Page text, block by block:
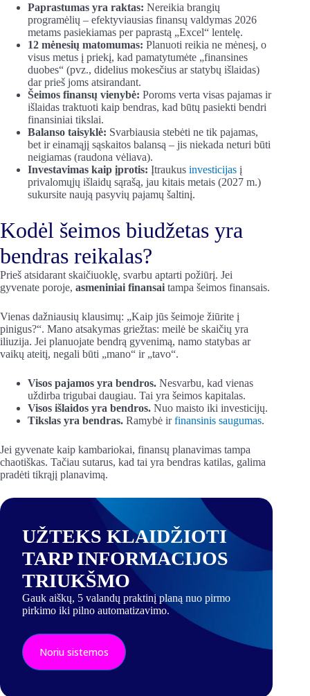
Paprastumas yra raktas: Nereikia brangių
programėlių – efektyviausias finansų valdymas 2026
metams pasiekiamas per paprastą „Excel“ lentelę.
12 mėnesių matomumas: Planuoti reikia ne mėnesį, o
visus metus į priekį, kad pamatytumėte „finansines
duobes“ (pvz., didelius mokesčius ar statybų išlaidas)
dar prieš joms atsirandant.
Šeimos finansų vienybė: Poroms verta visas pajamas ir
išlaidas traktuoti kaip bendras, kad būtų pasiekti bendri
finansiniai tikslai.
Balanso taisyklė: Svarbiausia stebėti ne tik pajamas,
bet ir einamąjį sąskaitos balansą – jis niekada neturi būti
neigiamas (raudona vėliava).
Investavimas kaip įprotis: Įtraukus investicijas į
privalomųjų išlaidų sąrašą, jau kitais metais (2027 m.)
sukursite naują pasyvių pajamų šaltinį.
Kodėl šeimos biudžetas yra
bendras reikalas?
Prieš atsidarant skaičiuoklę, svarbu aptarti požiūrį. Jei
gyvenate poroje, asmeniniai finansai tampa šeimos finansais.
Vienas dažniausių klausimų: „Kaip jūs šeimoje žiūrite į
pinigus?“. Mano atsakymas griežtas: meilė be skaičių yra
iliuzija. Jei planuojate bendrą gyvenimą, namo statybas ar
vaikų ateitį, negali būti „mano“ ir „tavo“.
Visos pajamos yra bendros. Nesvarbu, kad vienas
uždirba trigubai daugiau. Tai yra šeimos kapitalas.
Visos išlaidos yra bendros. Nuo maisto iki investicijų.
Tikslas yra bendras. Ramybė irfinansinis saugumas.
Jei gyvenate kaip kambariokai, finansų planavimas tampa
chaotiškas. Tačiau sutarus, kad tai yra bendras katilas, galima
pradėti tikrąjį planavimą.
UŽTEKS KLAIDŽIOTI
TARP INFORMACIJOS
TRIUKŠMO
Gauk aiškų, 5 valandų praktinį planą nuo pirmo
pirkimo iki pilno automatizavimo.
Noriu sistemos